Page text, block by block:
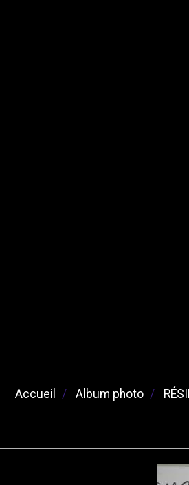
Accueil Album photo